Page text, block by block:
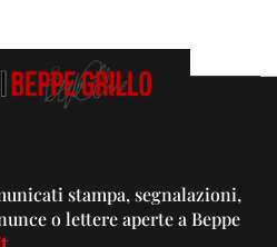
stampa, segnalazioni,
o lettere aperte a Beppe